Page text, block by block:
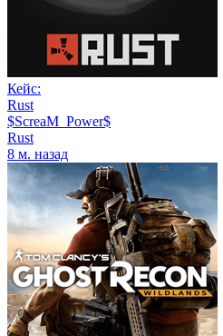
Кейс:
Rust
$ScreaM_Power$
Rust
8 м. назад